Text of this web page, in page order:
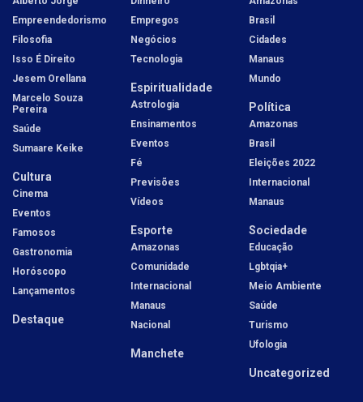
Empreendedorismo
Filosofia
Isso É Direito
Jesem Orellana
Marcelo Souza
Pereira
Saúde
Sumaare Keike
Cultura
Cinema
Eventos
Famosos
Gastronomia
Horóscopo
Lançamentos
Destaque
Empregos
Negócios
Tecnologia
Espiritualidade
Astrologia
Ensinamentos
Eventos
Fé
Previsões
Vídeos
Esporte
Amazonas
Comunidade
Internacional
Manaus
Nacional
Manchete
Brasil
Cidades
Manaus
Mundo
Política
Amazonas
Brasil
Eleições 2022
Internacional
Manaus
Sociedade
Educação
Lgbtqia+
Meio Ambiente
Saúde
Turismo
Ufologia
Uncategorized